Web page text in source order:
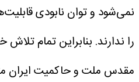
نمی‌شود و توان نابودی
را ندارند. بنابراین تمام تلاش
مقدس ملت و حاکمیت ایران